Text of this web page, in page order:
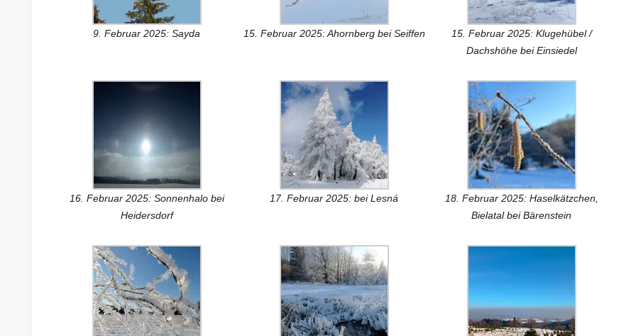
9. Februar 2025: Sayda 15. Februar 2025: Ahornberg bei Seiffen
15. Februar 2025: Klugehübel /
Dachshöhe bei Einsiedel
16. Februar 2025: Sonnenhalo bei
Heidersdorf
17. Februar 2025: bei Lesná
18. Februar 2025: Haselkätzchen,
Bielatal bei Bärenstein